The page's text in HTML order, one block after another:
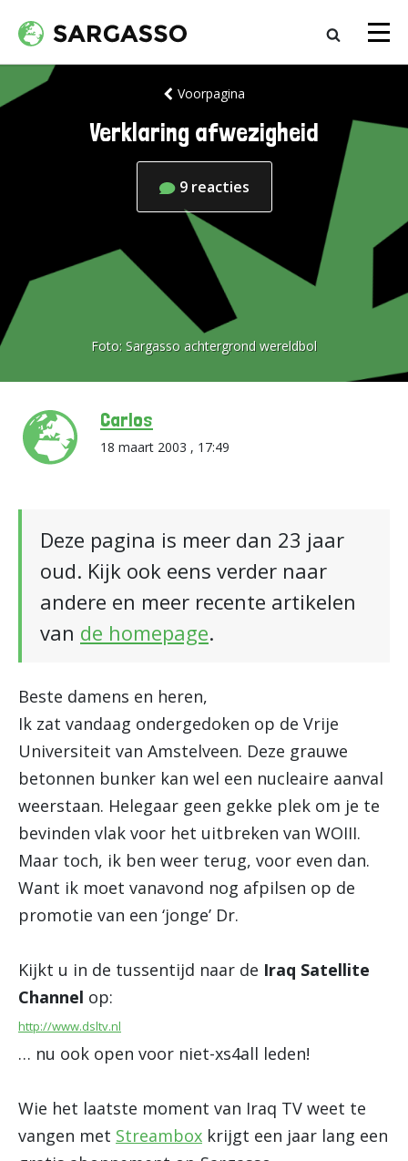
Voorpagina
Verklaring afwezigheid
9 reacties
Foto: Sargasso achtergrond wereldbol
Carlos
18 maart 2003 , 17:49
Deze pagina is meer dan 23 jaar
oud. Kijk ook eens verder naar
andere en meer recente artikelen
van de homepage.
Beste damens en heren,
Ik zat vandaag ondergedoken op de Vrije
Universiteit van Amstelveen. Deze grauwe
betonnen bunker kan wel een nucleaire aanval
weerstaan. Helegaar geen gekke plek om je te
bevinden vlak voor het uitbreken van WOIII.
Maar toch, ik ben weer terug, voor even dan.
Want ik moet vanavond nog afpilsen op de
promotie van een ‘jonge’ Dr.
Kijkt u in de tussentijd naar de Iraq Satellite
Channel op:
http://www.dsltv.nl
… nu ook open voor niet-xs4all leden!
Wie het laatste moment van Iraq TV weet te
vangen met Streambox krijgt een jaar lang een